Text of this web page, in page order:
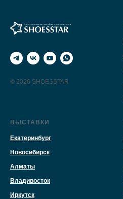
© 2026 SHOESSTAR
ВЫСТАВКИ
Екатеринбург
Новосибирск
Алматы
Владивосток
Иркутск